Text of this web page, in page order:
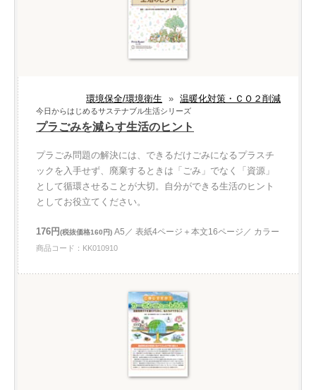
環境保全/環境衛生 » 温暖化対策・ＣＯ２削減
今日からはじめるサステナブル生活シリーズ
プラごみを減らす生活のヒント
プラごみ問題の解決には、できるだけごみになるプラスチ
ックを入手せず、廃棄するときは「ごみ」でなく「資源」
として循環させることが大切。自分ができる生活のヒント
としてお役立てください。
176円(税抜価格160円) A5／ 表紙4ページ＋本文16ページ／ カラー
商品コード：KK010910